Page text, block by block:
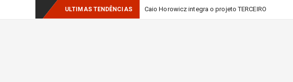
ULTIMAS TENDÊNCIAS Caio Horowicz integra o projeto TERCEIRO